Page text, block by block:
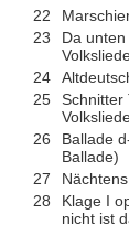
22
23
Da
24
25
Schnitter
26
Ballade
Ballade)
27
28
Klage I
nicht ist